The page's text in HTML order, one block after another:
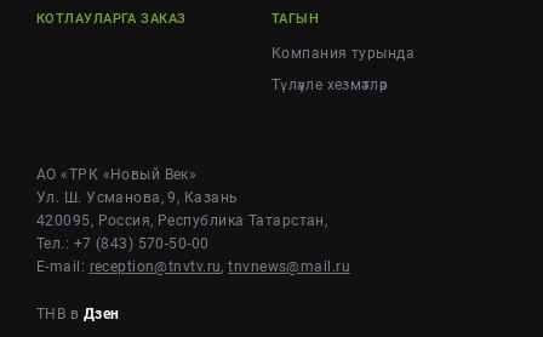
КОТЛАУЛАРГА ЗАКАЗ ТАГЫН
Компания турында
Түләүле хезмәтләр
АО «ТРК «Новый Век»
Ул. Ш. Усманова, 9, Казань
420095, Россия, Республика Татарстан,
Тел.: +7 (843) 570-50-00
E-mail: reception@tnvtv.ru,tnvnews@mail.ru
ТНВ в Дзен